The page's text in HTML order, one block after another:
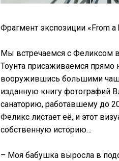
Фрагмент экспозиции «From
Мы встречаемся с Феликсом в
Тоунта присаживаемся прямо
вооружившись большими
изданную книгу фотографий
санаторию, работавшему до
Феликс листает её, и этот
собственную историю…
– Моя бабушка выросла в